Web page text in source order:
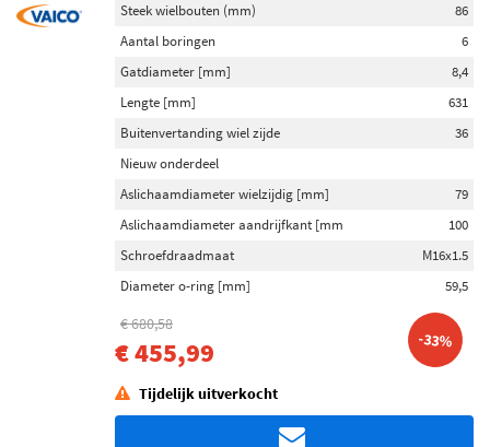
Steek wielbouten (mm)
86
Aantal boringen
6
Gatdiameter [mm]
8,4
Lengte [mm]
631
Buitenvertanding wiel zijde
36
Nieuw onderdeel
Aslichaamdiameter wielzijdig [mm]
79
Aslichaamdiameter aandrijfkant [mm
100
Schroefdraadmaat
M16x1.5
Diameter o-ring [mm]
59,5
€ 680,58
€ 455,99 -33%
Tijdelijk uitverkocht